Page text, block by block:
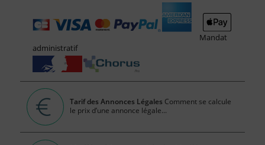
Mandat
administratif
Tarif des Annonces Légales Comment se calcule
le prix d’une annonce légale...